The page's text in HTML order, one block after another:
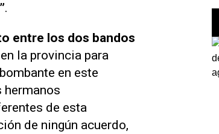
.
entre los dos bandos
la provincia para
en este
hermanos
de esta
de ningún acuerdo,